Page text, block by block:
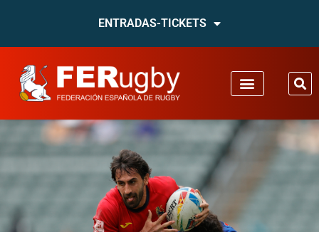
ENTRADAS-TICKETS